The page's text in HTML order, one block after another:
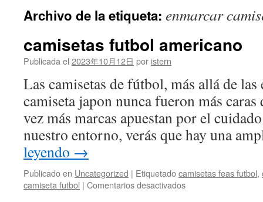
contenido
Archivo de la etiqueta: enmarcar
camisetas futbol americano
Publicada el 2023年10月12日 por istern
Las camisetas de fútbol, más allá de
camiseta japon nunca fueron más caras
vez más marcas apuestan por el
nuestro entorno, verás que hay una
leyendo →
Publicado en Uncategorized | Etiquetadocamisetas feas futbol,
camiseta futbol | Comentarios desactivadosen